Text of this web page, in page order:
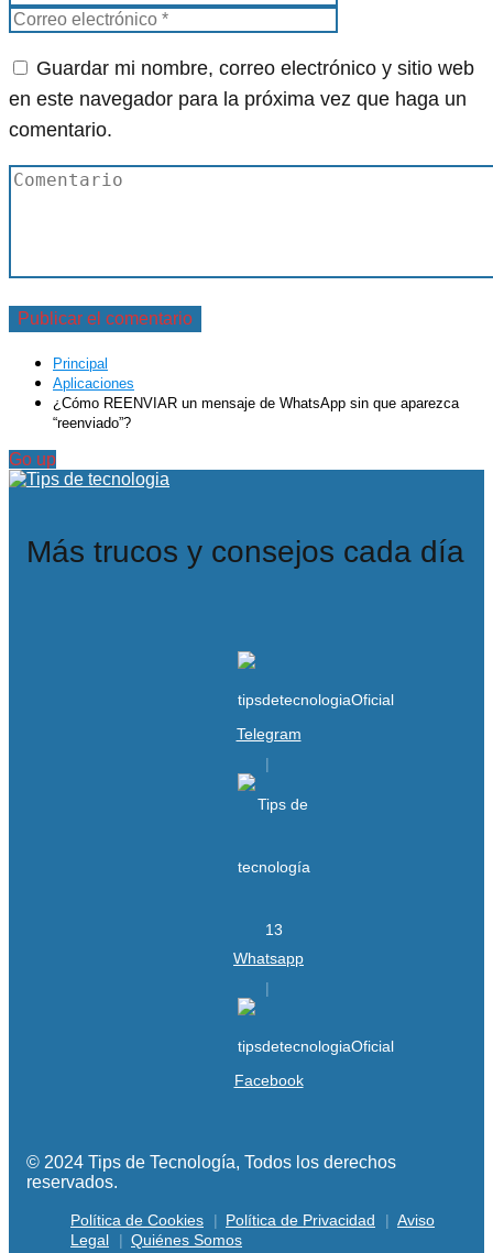
Guardar mi nombre, correo electrónico y sitio web
en este navegador para la próxima vez que haga un
comentario.
Principal
Aplicaciones
¿Cómo REENVIAR un mensaje de WhatsApp sin que aparezca
“reenviado”?
Go up
Más trucos y consejos cada día
Telegram
Whatsapp
Facebook
© 2024 Tips de Tecnología, Todos los derechos
reservados.
Política de Cookies Política de Privacidad
Aviso
Legal
Quiénes Somos